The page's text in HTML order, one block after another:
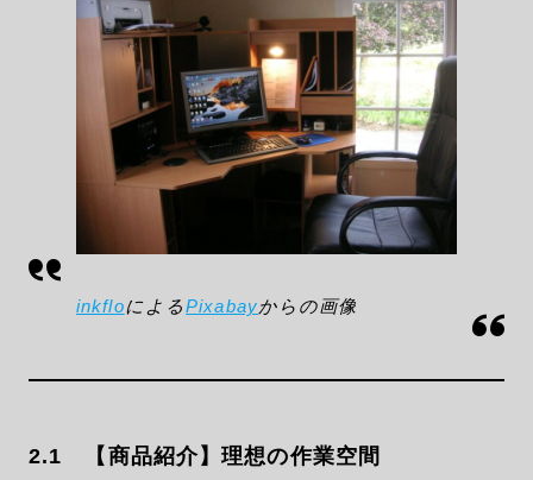
inkfloによるPixabayからの画像
2.1 【商品紹介】理想の作業空間